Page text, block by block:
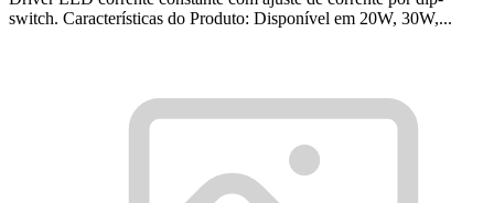
switch. Características do Produto: Disponível em 20W, 30W,...